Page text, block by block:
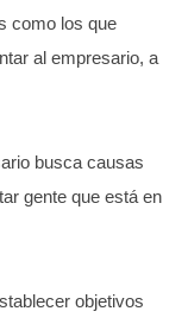
como los que
al empresario, a
busca causas
gente que está en
objetivos